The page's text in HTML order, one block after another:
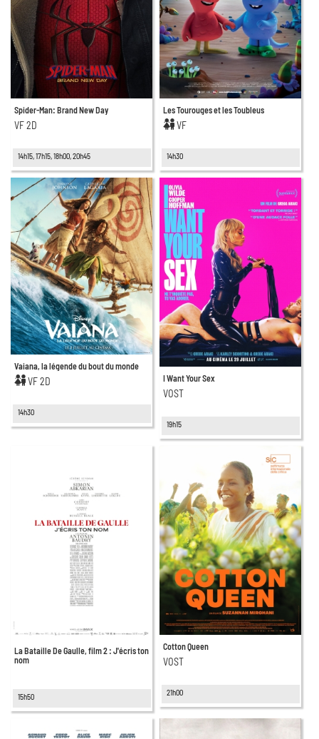
Spider-Man: Brand New Day
VF 2D
14h15, 17h15, 18h00, 20h45
Les Tourouges et les Toubleus
VF
14h30
Vaiana, la légende du bout du monde
VF 2D
14h30
I Want Your Sex
VOST
19h15
La Bataille De Gaulle, film 2 : J'écris ton
nom
15h50
Cotton Queen
VOST
21h00